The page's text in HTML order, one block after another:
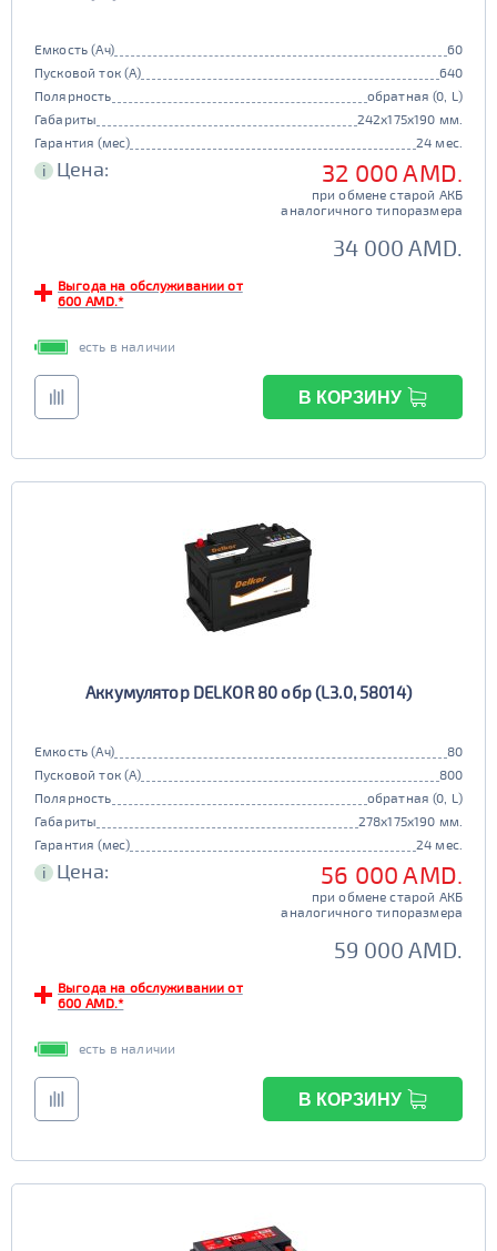
Емкость (Ач)
60
Пусковой ток (А)
640
Полярность
обратная (0, L)
Габариты
242x175x190 мм.
Гарантия (мес)
24 мес.
i Цена: 32 000 AMD.
при обмене старой АКБ
аналогичного типоразмера
34 000 AMD.
Выгода на обслуживании от
600 AMD.*
есть в наличии
В КОРЗИНУ
Аккумулятор DELKOR 80 обр (L3.0, 58014)
Емкость (Ач)
80
Пусковой ток (А)
800
Полярность
обратная (0, L)
Габариты
278x175x190 мм.
Гарантия (мес)
24 мес.
i Цена: 56 000 AMD.
при обмене старой АКБ
аналогичного типоразмера
59 000 AMD.
Выгода на обслуживании от
600 AMD.*
есть в наличии
В КОРЗИНУ